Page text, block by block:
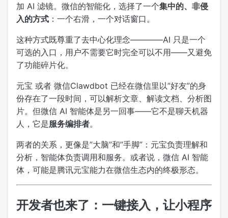
加 AI 滤镜。微信的智能化，选择了一个集中的、非侵
入的方式 ：一个右滑，一个对话窗口。
这种方式既尊重了去中心化理念————AI 只是一个
可选的入口，用户不需要它时完全可以不用——又避免
了功能碎片化。
元宝 或者 微信Clawdbot 已经在微信里以”好友”的身
份存在了一段时间，可以解析文章、解读文档、分析图
片。但微信 AI 智能体是另一回事——它不是聊天机器
人，它是服务编排者。
两者的关系，更像是”大脑”和”手脚”：元宝负责理解和
分析，智能体负责调用和服务。或者说，微信 AI 智能
体，可能是腾讯元宝能力在微信生态内的终极形态。
开发者也来了：一键接入，让小程序